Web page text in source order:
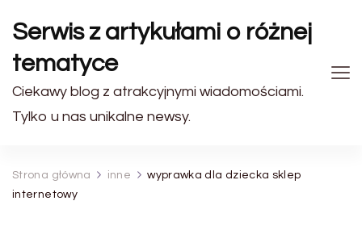
Serwis z artykułami o różnej
tematyce
Ciekawy blog z atrakcyjnymi wiadomościami.
Tylko u nas unikalne newsy.
Strona główna inne
wyprawka dla dziecka sklep
internetowy